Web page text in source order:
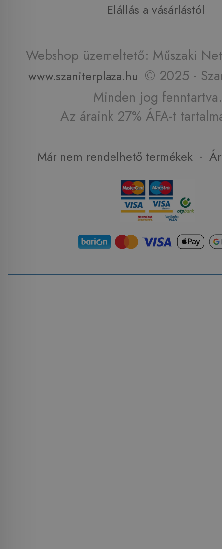
Elállás a vásárlástól
Webshop üzemeltető: Műszaki
www.szaniterplaza.hu © 2025 -
Minden jog fenntartva.
Az áraink 27% ÁFA-t
Már nem rendelhető termékek -